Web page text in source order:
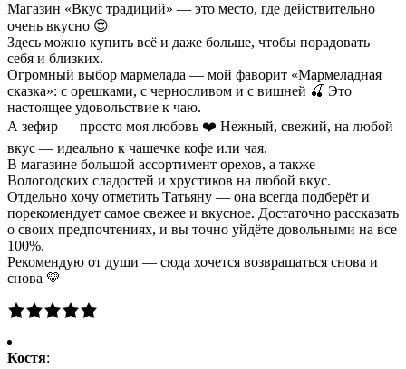
Магазин «Вкус традиций» — это место, где действительно
очень вкусно 😍
Здесь можно купить всё и даже больше, чтобы порадовать
себя и близких.
Огромный выбор мармелада — мой фаворит «Мармеладная
сказка»: с орешками, с черносливом и с вишней 🍒 Это
настоящее удовольствие к чаю.
А зефир — просто моя любовь ❤️ Нежный, свежий, на любой
вкус — идеально к чашечке кофе или чая.
В магазине большой ассортимент орехов, а также
Вологодских сладостей и хрустиков на любой вкус.
Отдельно хочу отметить Татьяну — она всегда подберёт и
порекомендует самое свежее и вкусное. Достаточно рассказать
о своих предпочтениях, и вы точно уйдёте довольными на все
100%.
Рекомендую от души — сюда хочется возвращаться снова и
снова 💛
Костя: